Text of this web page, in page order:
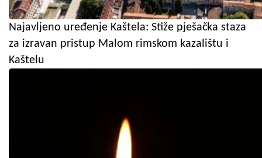
Najavljeno uređenje Kaštela: Stiže pješačka staza
za izravan pristup Malom rimskom kazalištu i
Kaštelu